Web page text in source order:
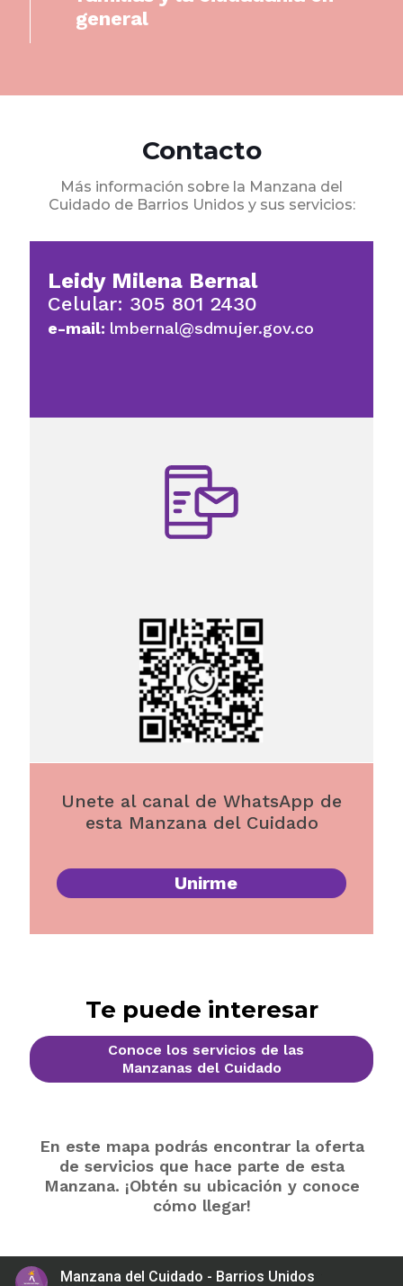
general
Contacto
Más información sobre la Manzana del
Cuidado de Barrios Unidos y sus servicios:
Leidy Milena Bernal
Celular: 305 801 2430
e-mail: lmbernal@sdmujer.gov.co
Unete al canal de WhatsApp de
esta Manzana del Cuidado
Unirme
Te puede interesar
Conoce los servicios de las
Manzanas del Cuidado
En este mapa podrás encontrar la oferta
de servicios que hace parte de esta
Manzana. ¡Obtén su ubicación y conoce
cómo llegar!